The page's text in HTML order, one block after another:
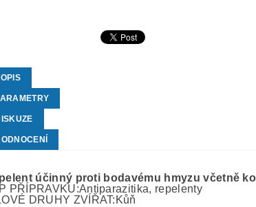
účinný proti bodavému hmyzu včetně
PŘÍPRAVKU:Antiparazitika, repelenty
DRUHY ZVÍŘAT:Kůň